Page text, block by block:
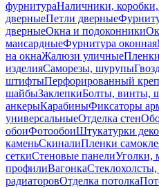
фурнитураНаличники,
дверныеПетли дверные
дверныеОкна и подоконники
мансардныеФурнитура оконная
на окнаЖалюзи уличные
изделияСаморезы, шурупы
штифтыПерфорированный
шайбыЗаклепкиБолты, винты,
анкерыКарабиныФиксаторы
универсальныеОтделка стен
обоиФотообоиШтукатурки
каменьСкиналиПленки
сеткиСтеновые панелиУголки,
профилиВагонка
радиаторовОтделка потолка